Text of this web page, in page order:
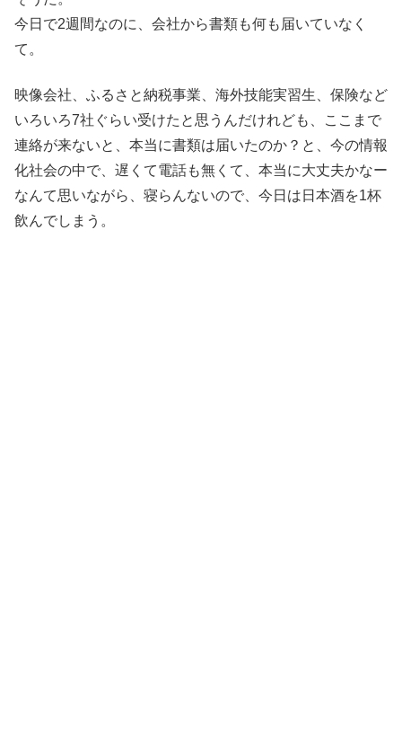
今日で2週間なのに、会社から書類も何も届いていなく
て。
映像会社、ふるさと納税事業、海外技能実習生、保険など
いろいろ7社ぐらい受けたと思うんだけれども、ここまで
連絡が来ないと、本当に書類は届いたのか？と、今の情報
化社会の中で、遅くて電話も無くて、本当に大丈夫かなー
なんて思いながら、寝らんないので、今日は日本酒を1杯
飲んでしまう。